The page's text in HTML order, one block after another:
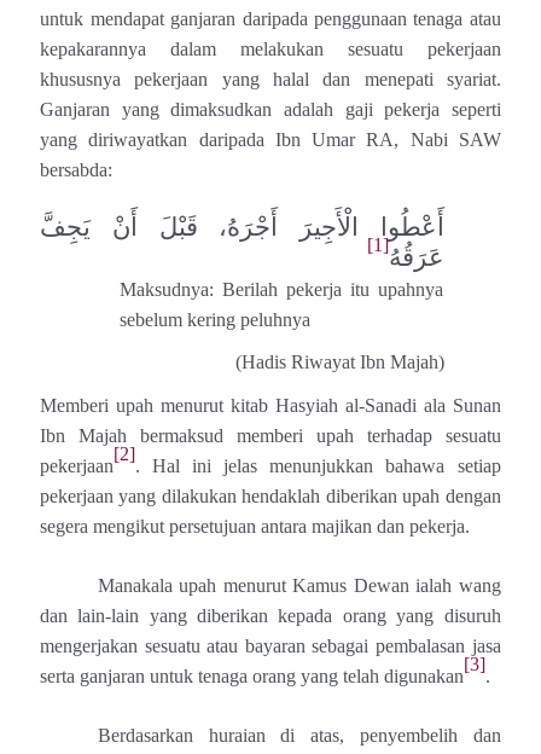
untuk mendapat ganjaran daripada penggunaan tenaga atau
kepakarannya dalam melakukan sesuatu pekerjaan
khususnya pekerjaan yang halal dan menepati syariat.
Ganjaran yang dimaksudkan adalah gaji pekerja seperti
yang diriwayatkan daripada Ibn Umar RA, Nabi SAW
bersabda:
أَعْطُوا ‌الْأَجِيرَ ‌أَجْرَهُ، ‌قَبْلَ ‌أَنْ ‌يَجِفَّ
‌عَرَقُهُ[1]
Maksudnya: Berilah pekerja itu upahnya
sebelum kering peluhnya
(Hadis Riwayat Ibn Majah)
Memberi upah menurut kitab Hasyiah al-Sanadi ala Sunan
Ibn Majah bermaksud memberi upah terhadap sesuatu
pekerjaan
[2]
. Hal ini jelas menunjukkan bahawa setiap
pekerjaan yang dilakukan hendaklah diberikan upah dengan
segera mengikut persetujuan antara majikan dan pekerja.
Manakala upah menurut Kamus Dewan ialah wang
dan lain-lain yang diberikan kepada orang yang disuruh
mengerjakan sesuatu atau bayaran sebagai pembalasan jasa
serta ganjaran untuk tenaga orang yang telah digunakan
[3]
.
Berdasarkan huraian di atas, penyembelih dan